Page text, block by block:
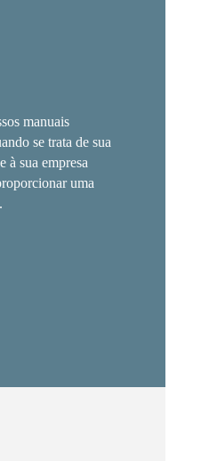
manuais
se trata de sua
à sua empresa
uma